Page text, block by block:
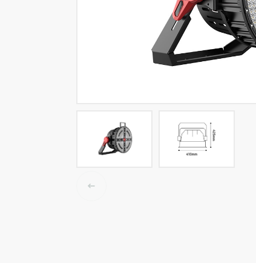
LED-Tracklights
Smartlighting
Wasserbeständige Leuchten
Decken- und Wandleuchten